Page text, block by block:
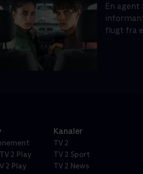
En
flugt fra
2 Play
2 Play
Kanaler
TV 2
TV 2 Sport
TV 2 News